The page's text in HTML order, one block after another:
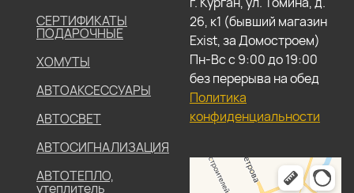
СЕРТИФИКАТЫ
ПОДАРОЧНЫЕ
ХОМУТЫ
АВТОАКСЕССУАРЫ
АВТОСВЕТ
АВТОСИГНАЛИЗАЦИЯ
АВТОТЕПЛО,
утеплитель
26, к1 (бывший магазин
Exist, за Домостроем)
Пн-Вс с 9:00 до 19:00
без перерыва на обед
Политика
конфиденциальности